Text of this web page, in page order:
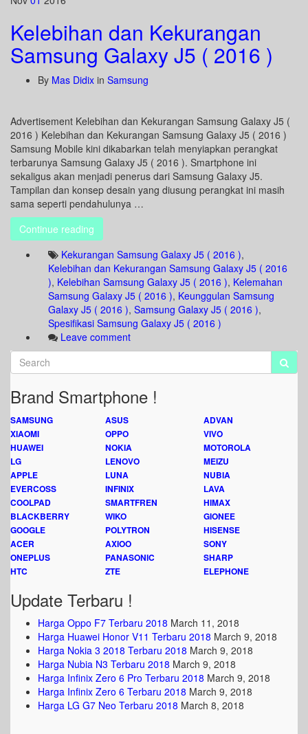
Kelebihan dan Kekurangan
Samsung Galaxy J5 ( 2016 )
By Mas Didix in Samsung
Advertisement Kelebihan dan Kekurangan Samsung Galaxy J5 (
2016 ) Kelebihan dan Kekurangan Samsung Galaxy J5 ( 2016 )
Samsung Mobile kini dikabarkan telah menyiapkan perangkat
terbarunya Samsung Galaxy J5 ( 2016 ). Smartphone ini
sekaligus akan menjadi penerus dari Samsung Galaxy J5.
Tampilan dan konsep desain yang diusung perangkat ini masih
sama seperti pendahulunya …
Continue reading
Kekurangan Samsung Galaxy J5 ( 2016 ),
Kelebihan dan Kekurangan Samsung Galaxy J5 ( 2016
), Kelebihan Samsung Galaxy J5 ( 2016 ), Kelemahan
Samsung Galaxy J5 ( 2016 ), Keunggulan Samsung
Galaxy J5 ( 2016 ), Samsung Galaxy J5 ( 2016 ),
Spesifikasi Samsung Galaxy J5 ( 2016 )
Leave comment
Brand Smartphone !
SAMSUNG ASUS
ADVAN
XIAOMI
OPPO
VIVO
HUAWEI
NOKIA
MOTOROLA
LG
LENOVO
MEIZU
APPLE
LUNA
NUBIA
EVERCOSS
INFINIX
LAVA
COOLPAD
SMARTFREN
HIMAX
BLACKBERRY
WIKO
GIONEE
GOOGLE
POLYTRON
HISENSE
ACER
AXIOO
SONY
ONEPLUS
PANASONIC
SHARP
HTC
ZTE ELEPHONE
Update Terbaru !
Harga Oppo F7 Terbaru 2018 March 11, 2018
Harga Huawei Honor V11 Terbaru 2018 March 9, 2018
Harga Nokia 3 2018 Terbaru 2018 March 9, 2018
Harga Nubia N3 Terbaru 2018 March 9, 2018
Harga Infinix Zero 6 Pro Terbaru 2018 March 9, 2018
Harga Infinix Zero 6 Terbaru 2018 March 9, 2018
Harga LG G7 Neo Terbaru 2018 March 8, 2018